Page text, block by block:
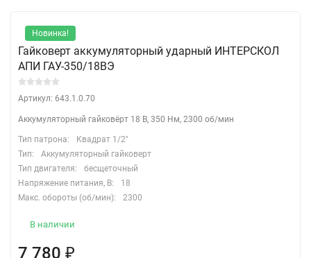
Новинка!
Гайковерт аккумуляторный ударный ИНТЕРСКОЛ
АПИ ГАУ-350/18ВЭ
Артикул: 643.1.0.70
Аккумуляторный гайковёрт 18 В, 350 Нм, 2300 об/мин
Тип патрона:
Квадрат 1/2"
Тип:
Аккумуляторный гайковерт
Тип двигателя:
бесщеточный
Напряжение питания, В:
18
Макс. обороты (об/мин):
2300
В наличии
7 780 ₽